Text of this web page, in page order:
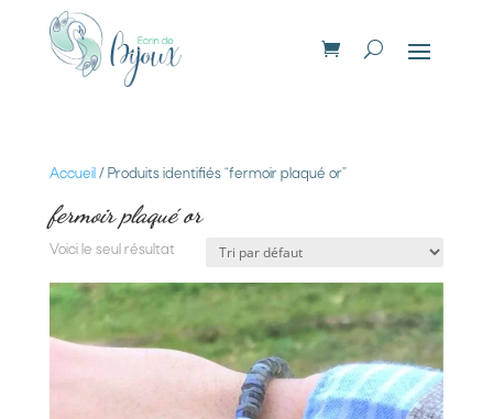
Accueil / Produits identifiés “fermoir plaqué or”
fermoir plaqué or
Voici le seul résultat